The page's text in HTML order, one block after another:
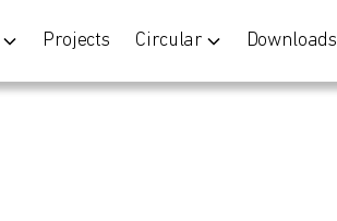
Projects Circular Downloads